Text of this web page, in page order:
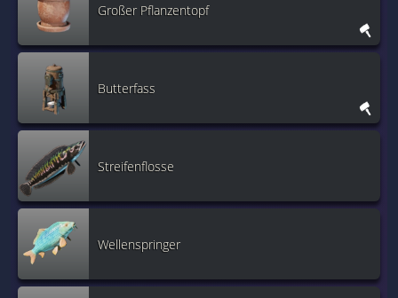
Großer Pflanzentopf
Butterfass
Streifenflosse
Wellenspringer